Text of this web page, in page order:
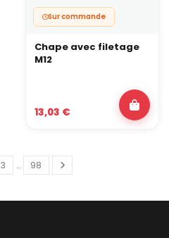
Sur commande
Chape avec filetage
M12
13,03 €
3 … 98